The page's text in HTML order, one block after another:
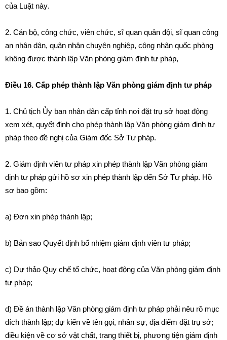
của Luật này.
2. Cán bộ, công chức, viên chức, sĩ quan quân đội, sĩ quan công
an nhân dân, quân nhân chuyên nghiệp, công nhân quốc phòng
không được thành lập Văn phòng giám định tư pháp,
Điều 16. Cấp phép thành lập Văn phòng giám định tư pháp
1. Chủ tịch Ủy ban nhân dân cấp tỉnh nơi đặt trụ sở hoạt động
xem xét, quyết định cho phép thành lập Văn phòng giám định tư
pháp theo đề nghị của Giám đốc Sở Tư pháp.
2. Giám định viên tư pháp xin phép thành lập Văn phòng giám
định tư pháp gửi hồ sơ xin phép thành lập đến Sở Tư pháp. Hồ
sơ bao gồm:
a) Đơn xin phép thánh lập;
b) Bản sao Quyết định bổ nhiệm giám định viên tư pháp;
c) Dự thảo Quy chế tổ chức, hoạt động của Văn phòng giám định
tư pháp;
d) Đề án thành lập Văn phòng giám định tư pháp phải nêu rõ mục
đích thành lập; dự kiến về tên gọi, nhân sự, địa điểm đặt trụ sở;
điều kiện về cơ sở vật chất, trang thiết bị, phương tiện giám định